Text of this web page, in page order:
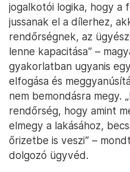
jogalkotói logika, hogy a
jussanak el a dílerhez,
rendőrségnek, az
lenne kapacitása” –
gyakorlatban ugyanis
elfogása és
nem bemondásra megy.
rendőrség, hogy amint
elmegy a lakásához,
őrizetbe is veszi” –
dolgozó ügyvéd.